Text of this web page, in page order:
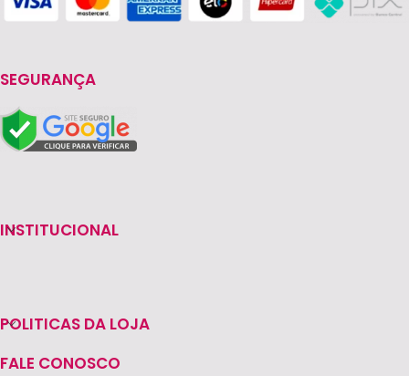
SEGURANÇA
INSTITUCIONAL
POLITICAS DA LOJA
FALE CONOSCO